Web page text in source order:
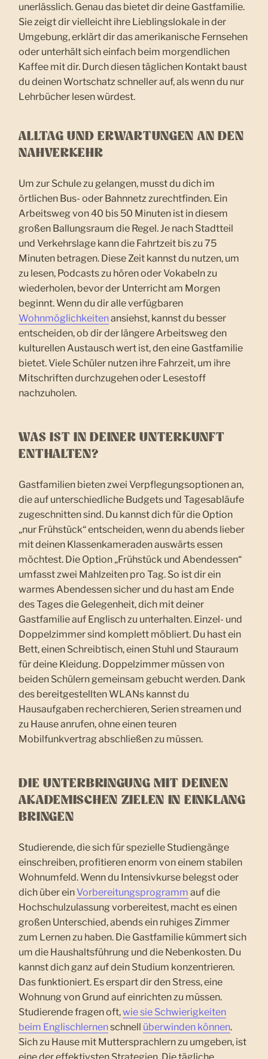
unerlässlich. Genau das bietet dir deine Gastfamilie.
Sie zeigt dir vielleicht ihre Lieblingslokale in der
Umgebung, erklärt dir das amerikanische Fernsehen
oder unterhält sich einfach beim morgendlichen
Kaffee mit dir. Durch diesen täglichen Kontakt baust
du deinen Wortschatz schneller auf, als wenn du nur
Lehrbücher lesen würdest.
ALLTAG UND ERWARTUNGEN AN DEN
NAHVERKEHR
Um zur Schule zu gelangen, musst du dich im
örtlichen Bus- oder Bahnnetz zurechtfinden. Ein
Arbeitsweg von 40 bis 50 Minuten ist in diesem
großen Ballungsraum die Regel. Je nach Stadtteil
und Verkehrslage kann die Fahrtzeit bis zu 75
Minuten betragen. Diese Zeit kannst du nutzen, um
zu lesen, Podcasts zu hören oder Vokabeln zu
wiederholen, bevor der Unterricht am Morgen
beginnt. Wenn du dir alle verfügbaren
Wohnmöglichkeitenansiehst, kannst du besser
entscheiden, ob dir der längere Arbeitsweg den
kulturellen Austausch wert ist, den eine Gastfamilie
bietet. Viele Schüler nutzen ihre Fahrzeit, um ihre
Mitschriften durchzugehen oder Lesestoff
nachzuholen.
WAS IST IN DEINER UNTERKUNFT
ENTHALTEN?
Gastfamilien bieten zwei Verpflegungsoptionen an,
die auf unterschiedliche Budgets und Tagesabläufe
zugeschnitten sind. Du kannst dich für die Option
„nur Frühstück“ entscheiden, wenn du abends lieber
mit deinen Klassenkameraden auswärts essen
möchtest. Die Option „Frühstück und Abendessen“
umfasst zwei Mahlzeiten pro Tag. So ist dir ein
warmes Abendessen sicher und du hast am Ende
des Tages die Gelegenheit, dich mit deiner
Gastfamilie auf Englisch zu unterhalten. Einzel- und
Doppelzimmer sind komplett möbliert. Du hast ein
Bett, einen Schreibtisch, einen Stuhl und Stauraum
für deine Kleidung. Doppelzimmer müssen von
beiden Schülern gemeinsam gebucht werden. Dank
des bereitgestellten WLANs kannst du
Hausaufgaben recherchieren, Serien streamen und
zu Hause anrufen, ohne einen teuren
Mobilfunkvertrag abschließen zu müssen.
DIE UNTERBRINGUNG MIT DEINEN
AKADEMISCHEN ZIELEN IN EINKLANG
BRINGEN
Studierende, die sich für spezielle Studiengänge
einschreiben, profitieren enorm von einem stabilen
Wohnumfeld. Wenn du Intensivkurse belegst oder
dich über einVorbereitungsprogramm auf die
Hochschulzulassung vorbereitest, macht es einen
großen Unterschied, abends ein ruhiges Zimmer
zum Lernen zu haben. Die Gastfamilie kümmert sich
um die Haushaltsführung und die Nebenkosten. Du
kannst dich ganz auf dein Studium konzentrieren.
Das funktioniert. Es erspart dir den Stress, eine
Wohnung von Grund auf einrichten zu müssen.
Studierende fragen oft,wie sie Schwierigkeiten
beim Englischlernenschnell überwinden können.
Sich zu Hause mit Muttersprachlern zu umgeben, ist